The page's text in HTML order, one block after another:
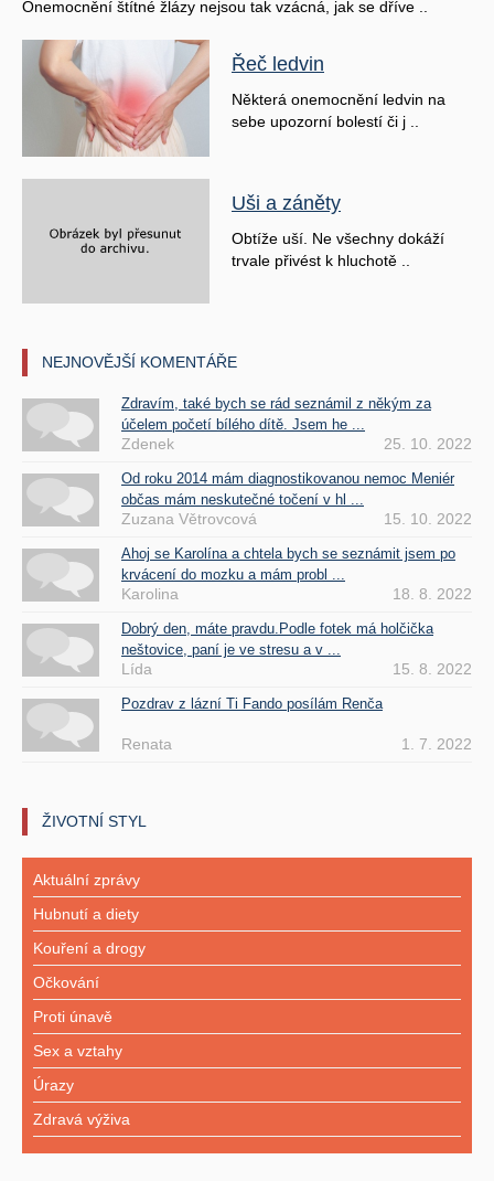
Onemocnění štítné žlázy nejsou tak vzácná, jak se dříve ..
Řeč ledvin
Některá onemocnění ledvin na
sebe upozorní bolestí či j ..
Uši a záněty
Obtíže uší. Ne všechny dokáží
trvale přivést k hluchotě ..
NEJNOVĚJŠÍ KOMENTÁŘE
Zdravím, také bych se rád seznámil z někým za
účelem početí bílého dítě. Jsem he ...
Zdenek 25. 10. 2022
Od roku 2014 mám diagnostikovanou nemoc Meniér
občas mám neskutečné točení v hl ...
Zuzana Větrovcová 15. 10. 2022
Ahoj se Karolína a chtela bych se seznámit jsem po
krvácení do mozku a mám probl ...
Karolina 18. 8. 2022
Dobrý den, máte pravdu.Podle fotek má holčička
neštovice, paní je ve stresu a v ...
Lída 15. 8. 2022
Pozdrav z lázní Ti Fando posílám Renča
Renata 1. 7. 2022
ŽIVOTNÍ STYL
Aktuální zprávy
Hubnutí a diety
Kouření a drogy
Očkování
Proti únavě
Sex a vztahy
Úrazy
Zdravá výživa